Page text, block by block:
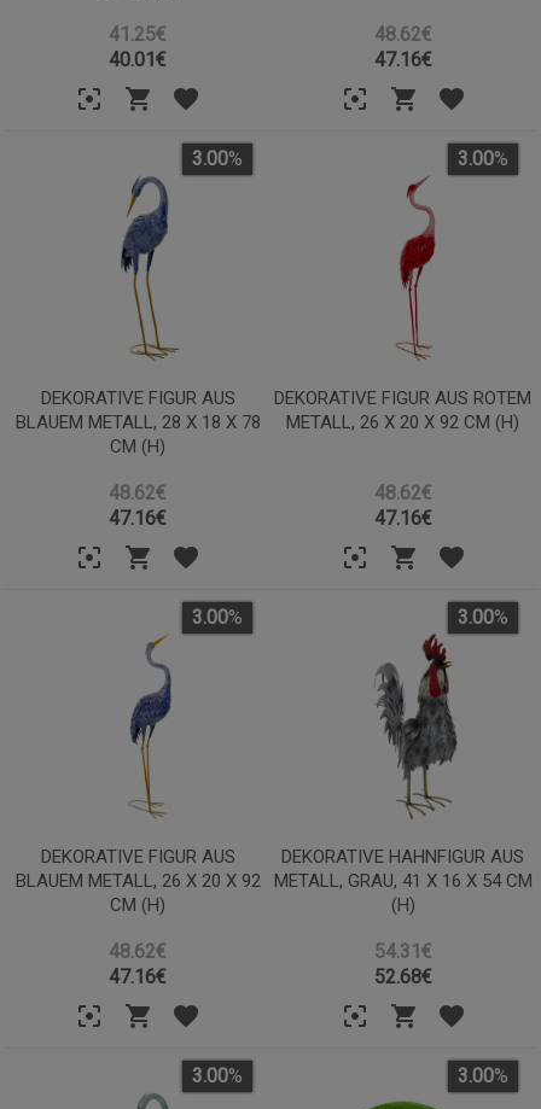
41.25€
40.01€
48.62€
47.16€
DEKORATIVE FIGUR AUS
BLAUEM METALL, 28 X 18 X 78
CM (H)
48.62€
3.00%
47.16€
DEKORATIVE FIGUR AUS ROTEM
METALL, 26 X 20 X 92 CM (H)
48.62€
3.00%
47.16€
DEKORATIVE FIGUR AUS
BLAUEM METALL, 26 X 20 X 92
CM (H)
48.62€
3.00%
47.16€
DEKORATIVE HAHNFIGUR AUS
METALL, GRAU, 41 X 16 X 54 CM
(H)
54.31€
3.00%
52.68€
3.00% 3.00%